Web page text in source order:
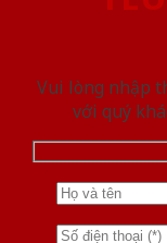
Vui lòng nhập
với quý